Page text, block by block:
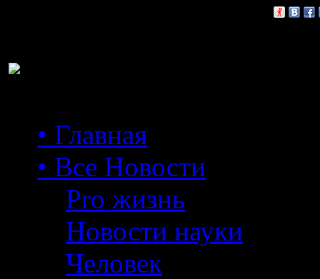
• Главная
• Все Новости
Pro жизнь
Новости науки
Человек